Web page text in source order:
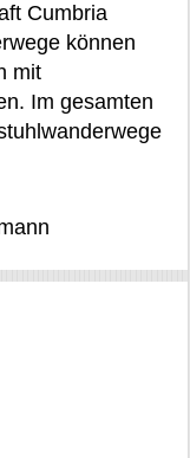
Cumbria
können
mit
Im gesamten